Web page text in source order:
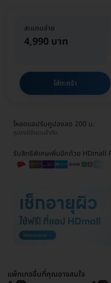
สเแกนจ่าย
4,990 บาท
ใส่ตะกร้า
โหลดแอปรับคูปองลด 200 บ.
คูปองมีจำนวนจำกัด
รับสิทธิพิเศษเพิ่มอีกด้วย HDmall
แพ็กเกจอื่นที่คุณอาจสนใจ